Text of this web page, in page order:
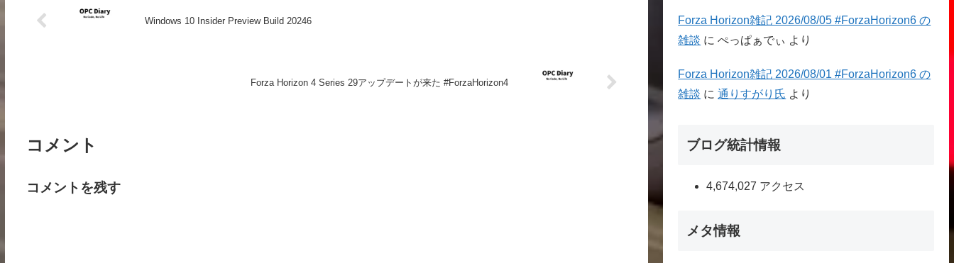
Windows 10 Insider Preview Build 20246
Forza Horizon 4 Series 29アップデートが来た #ForzaHorizon4
コメント
コメントを残す
Forza Horizon雑記 2026/08/05 #ForzaHorizon6 の
雑談 にぺっぱぁでぃ より
Forza Horizon雑記 2026/08/01 #ForzaHorizon6 の
雑談 に通りすがり氏 より
ブログ統計情報
4,674,027 アクセス
メタ情報